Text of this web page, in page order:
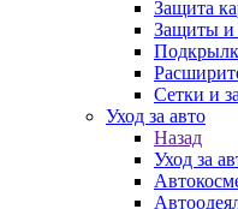
Защита
Защиты и
Сетки и
Уход за авто
Назад
Уход за